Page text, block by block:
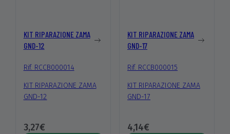
KIT RIPARAZIONE ZAMA
GND-12
Rif. RCCB000014
KIT RIPARAZIONE ZAMA
GND-12
3,27€
KIT RIPARAZIONE ZAMA
GND-17
Rif. RCCB000015
KIT RIPARAZIONE ZAMA
GND-17
4,14€